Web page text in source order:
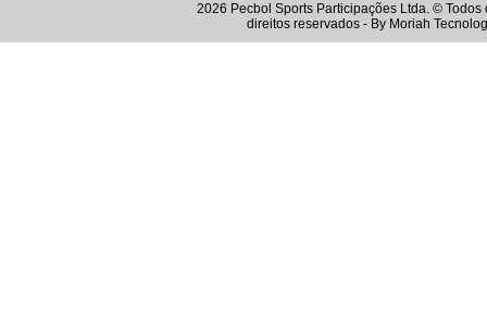
2026 Pecbol Sports Participações Ltda. © Todos
direitos reservados - By Moriah